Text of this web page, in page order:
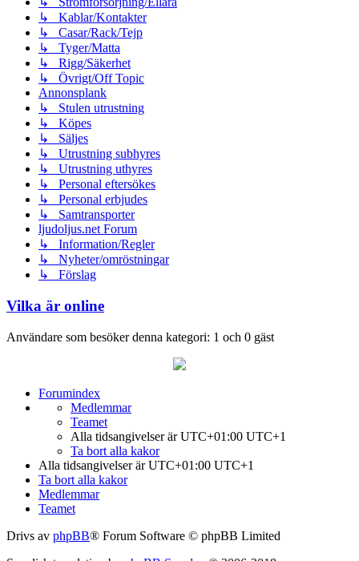
↳ Kablar/Kontakter
↳ Casar/Rack/Tejp
↳ Tyger/Matta
↳ Rigg/Säkerhet
↳ Övrigt/Off Topic
Annonsplank
↳ Stulen utrustning
↳ Köpes
↳ Säljes
↳ Utrustning subhyres
↳ Utrustning uthyres
↳ Personal eftersökes
↳ Personal erbjudes
↳ Samtransporter
ljudoljus.net Forum
↳ Information/Regler
↳ Nyheter/omröstningar
↳ Förslag
Vilka är online
Användare som besöker denna kategori: 1 och 0 gäst
Forumindex
Medlemmar
Teamet
Alla tidsangivelser är UTC+01:00 UTC+1
Ta bort alla kakor
Alla tidsangivelser är UTC+01:00 UTC+1
Ta bort alla kakor
Medlemmar
Teamet
Drivs av phpBB® Forum Software © phpBB Limited